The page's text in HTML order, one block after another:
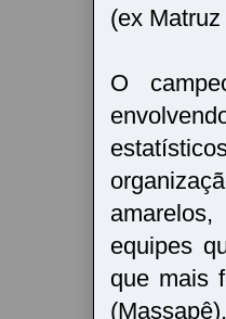
(ex
O
equipes
que mais